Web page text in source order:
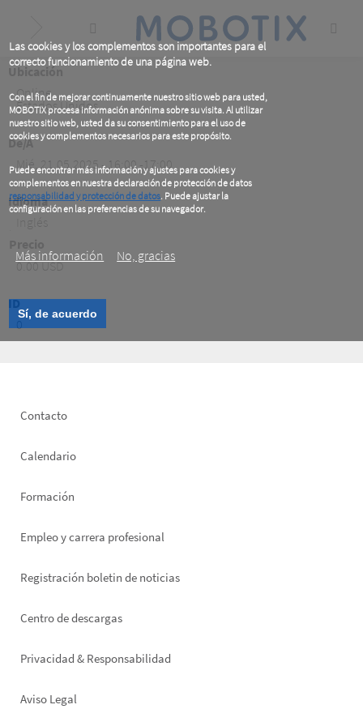
Las cookies y los complementos son importantes para el
correcto funcionamiento de una página web.
Con el fin de mejorar continuamente nuestro sitio web para usted,
MOBOTIX procesa información anónima sobre su visita. Al utilizar
nuestro sitio web, usted da su consentimiento para el uso de
cookies y complementos necesarios para este propósito.
Puede encontrar más información y ajustes para cookies y
complementos en nuestra declaración de protección de datos
responsabilidad y protección de datos. Puede ajustar la
configuración en las preferencias de su navegador.
Más información
No, gracias
Sí, de acuerdo
content
Online,
Estados Unidos
De/A
Mié, 21.05.2025 - 16:00 -17:00
Idioma
0.00 USD
ID
0
Footer
Contacto
Calendario
Formación
Empleo y carrera profesional
Registración boletin de noticias
Footer
Centro de descargas
Privacidad & Responsabilidad
Aviso Legal